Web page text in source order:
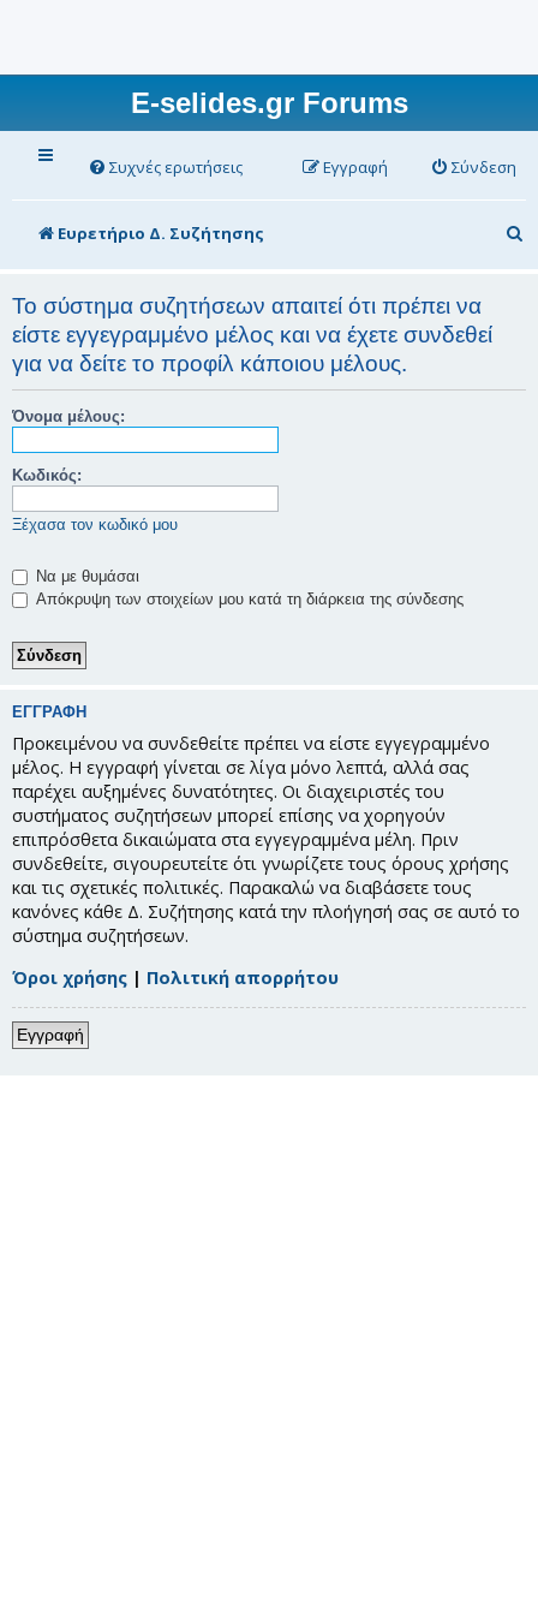
E-selides.gr Forums
Συχνές ερωτήσεις Σύνδεση
Εγγραφή
Ευρετήριο Δ. Συζήτησης
ν
Το σύστημα συζητήσεων απαιτεί ότι πρέπει να
είστε εγγεγραμμένο μέλος και να έχετε συνδεθεί
για να δείτε το προφίλ κάποιου μέλους.
Όνομα μέλους:
Κωδικός:
Ξέχασα τον κωδικό μου
Να με θυμάσαι
Απόκρυψη των στοιχείων μου κατά τη διάρκεια της σύνδεσης
ΕΓΓΡΑΦΉ
Προκειμένου να συνδεθείτε πρέπει να είστε εγγεγραμμένο
μέλος. Η εγγραφή γίνεται σε λίγα μόνο λεπτά, αλλά σας
παρέχει αυξημένες δυνατότητες. Οι διαχειριστές του
συστήματος συζητήσεων μπορεί επίσης να χορηγούν
επιπρόσθετα δικαιώματα στα εγγεγραμμένα μέλη. Πριν
συνδεθείτε, σιγουρευτείτε ότι γνωρίζετε τους όρους χρήσης
και τις σχετικές πολιτικές. Παρακαλώ να διαβάσετε τους
κανόνες κάθε Δ. Συζήτησης κατά την πλοήγησή σας σε αυτό το
σύστημα συζητήσεων.
Όροι χρήσης | Πολιτική απορρήτου
Εγγραφή